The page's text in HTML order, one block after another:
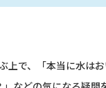
上で、「本当に水はお